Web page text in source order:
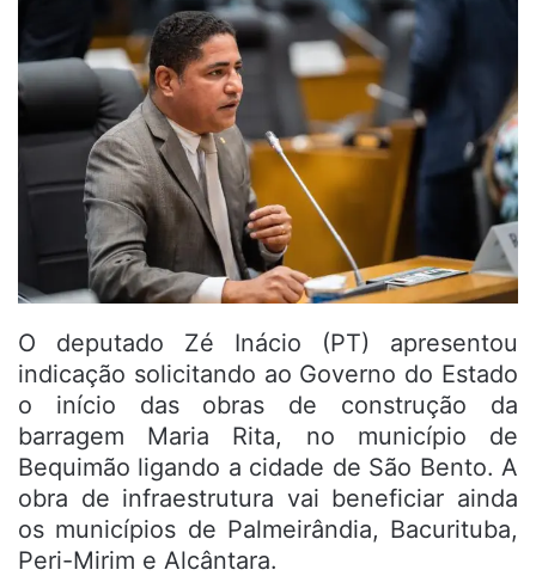
O deputado Zé Inácio (PT) apresentou
indicação solicitando ao Governo do Estado
o início das obras de construção da
barragem Maria Rita, no município de
Bequimão ligando a cidade de São Bento. A
obra de infraestrutura vai beneficiar ainda
os municípios de Palmeirândia, Bacurituba,
Peri-Mirim e Alcântara.